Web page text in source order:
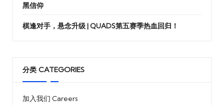
黑信仰
棋逢对手，悬念升级 | QUADS第五赛季热血回归！
分类 CATEGORIES
加入我们 Careers